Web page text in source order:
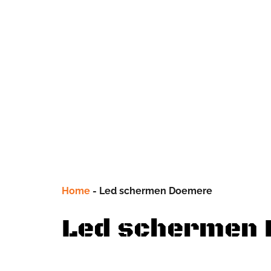
Home - Led schermen Doemere
Led schermen